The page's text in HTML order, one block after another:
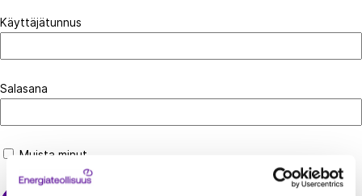
Käyttäjätunnus
Salasana
Muista minut